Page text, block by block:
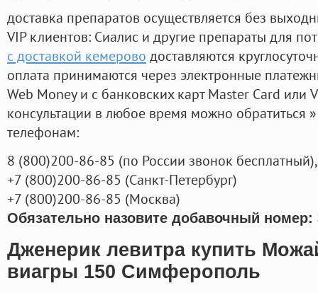
доставка препаратов осуществляется без
VIP клиентов: Сиалис и другие препараты для
с доставкой кемерово доставляются
оплата принимаются через электронные
Web Money и с банковских карт Master Card или
консультации в любое время можно обратиться
телефонам:
8 (800)200-86-85 (по России звонок бесплатный),
+7 (800)200-86-85 (Санкт-Петербург)
+7 (800)200-86-85 (Москва)
Обязательно назовите добавочный номер:
Дженерик левитра купить
виагры 150 Симферополь